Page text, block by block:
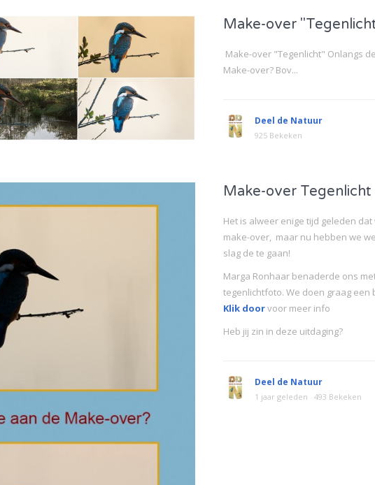
Make-over
Make-over "Tegenlicht" Onlangs
Make-over? Bov...
Deel de Natuur
925 Bekeken
Make-over Tegenlicht
Het is alweer enige tijd geleden
make-over, maar nu hebben we
slag de te gaan!
Marga Ronhaar benaderde ons
tegenlichtfoto. We doen graag
Klik doorvoor meer info
Heb jij zin in deze uitdaging?
Deel de Natuur
1 jaar geleden 493 Bekeken